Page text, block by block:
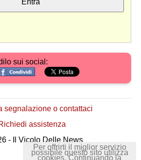
sui social:
segnalazione o contattaci
assistenza
- Il Vicolo Delle News
Per offrirti il miglior servizio
possibile questo sito utilizza
cookies. Continuando la